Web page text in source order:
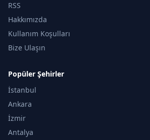
RSS
Hakkımızda
Kullanım Koşulları
Bize Ulaşın
Popüler Şehirler
İstanbul
Ankara
İzmir
Antalya